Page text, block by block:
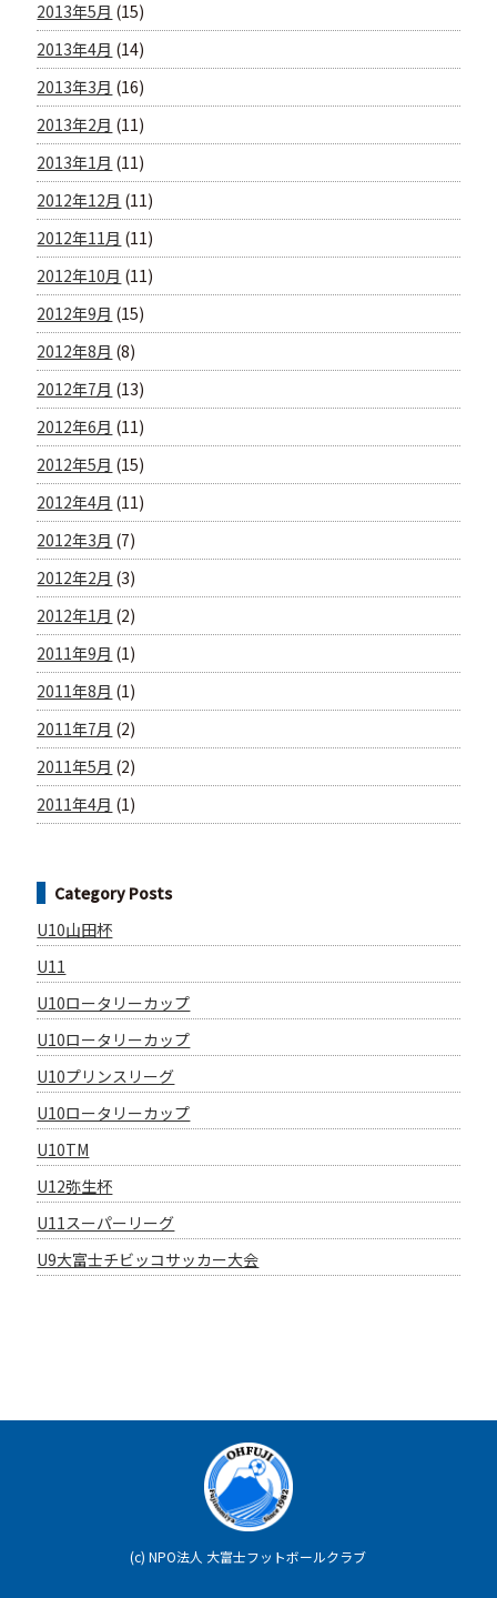
2013年5月 (15)
2013年4月 (14)
2013年3月 (16)
2013年2月 (11)
2013年1月 (11)
2012年12月 (11)
2012年11月 (11)
2012年10月 (11)
2012年9月 (15)
2012年8月 (8)
2012年7月 (13)
2012年6月 (11)
2012年5月 (15)
2012年4月 (11)
2012年3月 (7)
2012年2月 (3)
2012年1月 (2)
2011年9月 (1)
2011年8月 (1)
2011年7月 (2)
2011年5月 (2)
2011年4月 (1)
Category Posts
U10山田杯
U11
U10ロータリーカップ
U10ロータリーカップ
U10プリンスリーグ
U10ロータリーカップ
U10TM
U12弥生杯
U11スーパーリーグ
U9大富士チビッコサッカー大会
(c) NPO法人 大富士フットボールクラブ